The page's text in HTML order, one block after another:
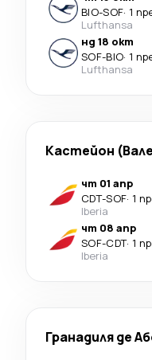
BIO-SOF· 1
Lufthansa
нд 18 окт
SOF-BIO· 1
Lufthansa
Кастейон
чт 01 апр
CDT-SOF· 1
Iberia
чт 08 апр
SOF-CDT· 1
Iberia
Гранадиля де